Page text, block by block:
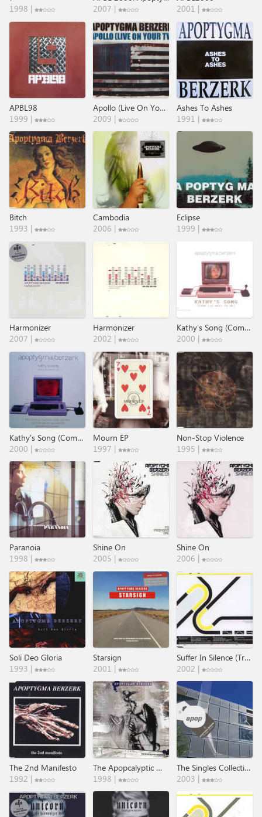
1998 |
2007 |
2001 |
APBL98
1999 |
Apollo (Live On Your TV)
2009 |
Ashes To Ashes
1991 |
Bitch
1993 |
Cambodia
2006 |
Eclipse
1999 |
Harmonizer
2007 |
Harmonizer
2002 |
Kathy's Song (Come Lie Next To Me)
2000 |
Kathy's Song (Come Lie Next To Me)
2000 |
Mourn EP
1997 |
Non-Stop Violence
1995 |
Paranoia
1998 |
Shine On
2005 |
Shine On
2006 |
Soli Deo Gloria
1993 |
Starsign
2001 |
Suffer In Silence (Trance Remixes)
2002 |
The 2nd Manifesto
1992 |
The Apopcalyptic Manifesto
1998 |
The Singles Collection
2003 |